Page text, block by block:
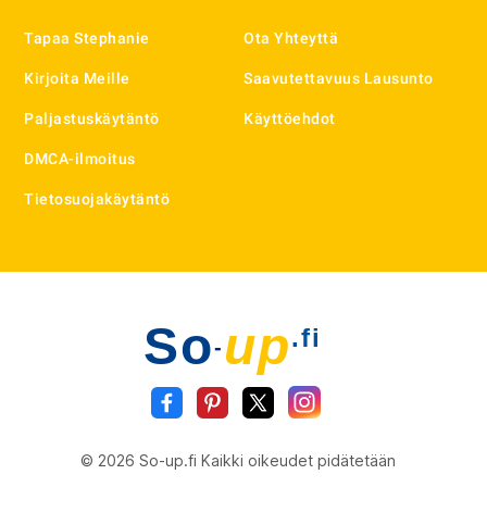
Tapaa Stephanie
Kirjoita Meille
Paljastuskäytäntö
DMCA-ilmoitus
Tietosuojakäytäntö
Ota Yhteyttä
Saavutettavuus Lausunto
Käyttöehdot
So- up.fi
© 2026 So-up.fi Kaikki oikeudet pidätetään